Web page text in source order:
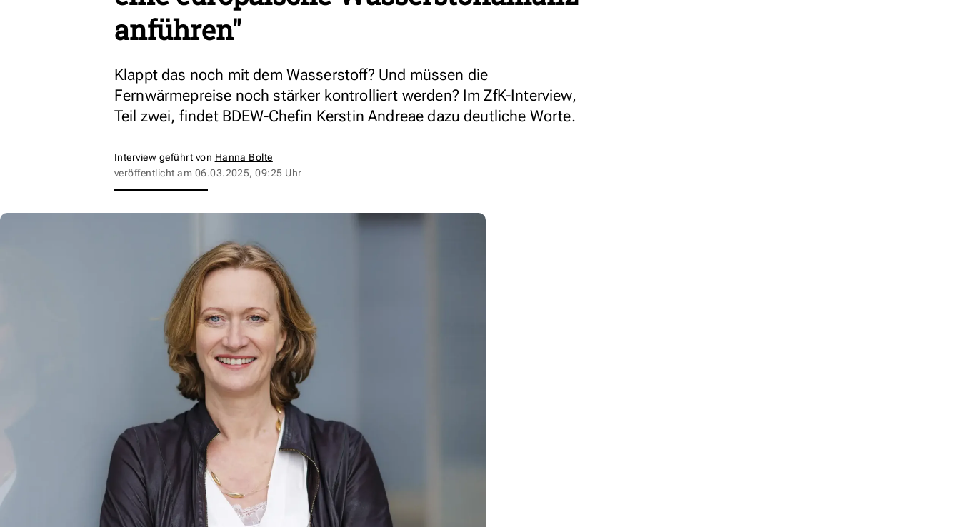
anführen"
Klappt das noch mit dem Wasserstoff? Und müssen die
Fernwärmepreise noch stärker kontrolliert werden? Im ZfK-Interview,
Teil zwei, findet BDEW-Chefin Kerstin Andreae dazu deutliche Worte.
Interview geführt von Hanna Bolte
veröffentlicht am 06.03.2025, 09:25 Uhr